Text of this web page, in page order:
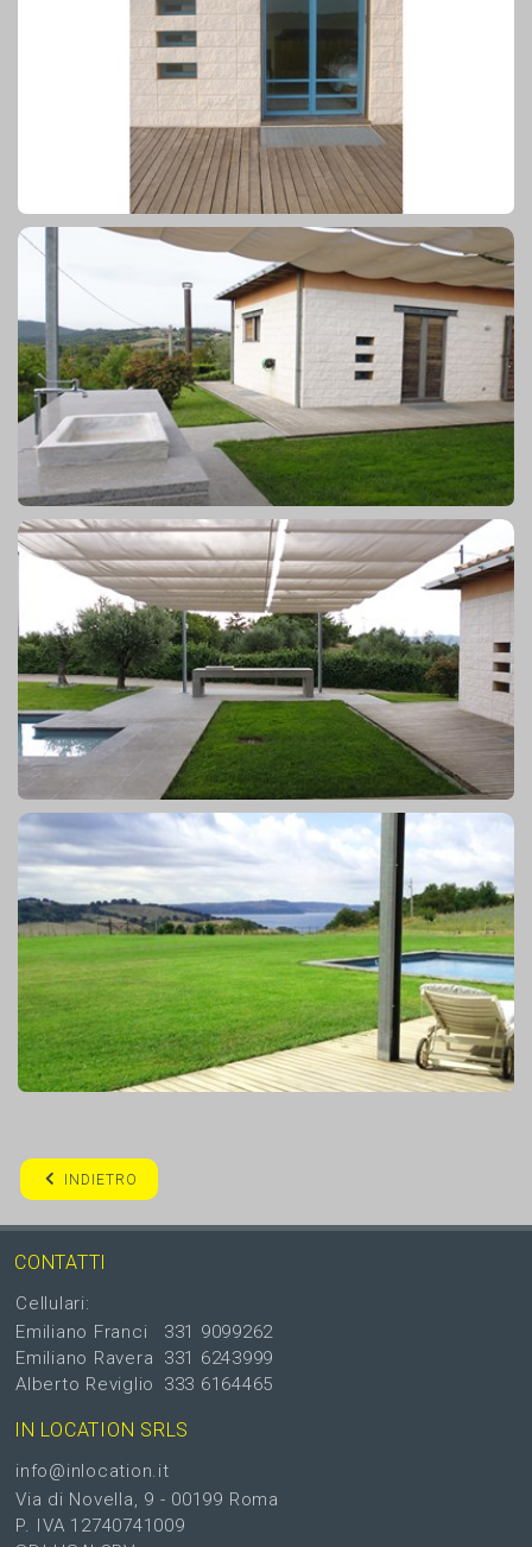
INDIETRO
CONTATTI
Cellulari:
Emiliano Franci
Emiliano Ravera
Alberto Reviglio
331 9099262
331 6243999
333 6164465
IN LOCATION SRLS
info@inlocation.it
Via di Novella, 9 - 00199 Roma
P. IVA 12740741009